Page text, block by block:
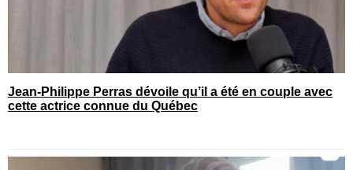
Jean-Philippe Perras dévoile qu’il a été en couple avec
cette actrice connue du Québec